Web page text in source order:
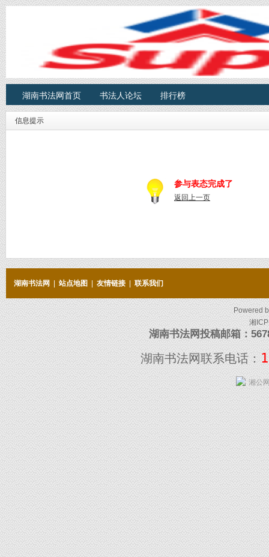
湖南书法网首页 书法人论坛 排行榜
信息提示
参与表态完成了
返回上一页
湖南书法网 站点地图 友情链接 联系我们
Powered
湘
湖南书法网投稿邮箱：
湖南书法网联系电话：
湘公